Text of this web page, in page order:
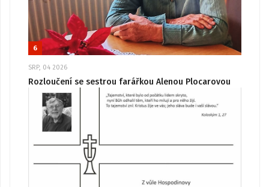
6
SRP, 04 2026
Rozloučení se sestrou farářkou Alenou Plocarovou